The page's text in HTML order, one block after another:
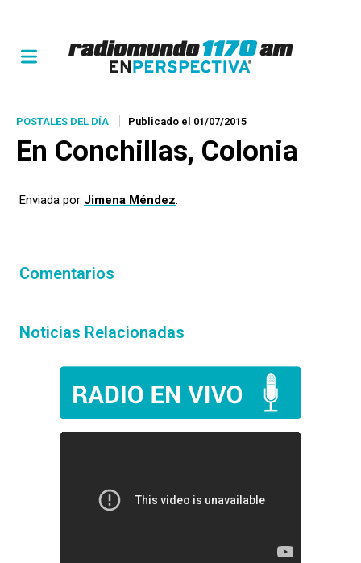
POSTALES DEL DÍA Publicado el 01/07/2015
En Conchillas, Colonia
Enviada por Jimena Méndez.
Comentarios
Noticias Relacionadas